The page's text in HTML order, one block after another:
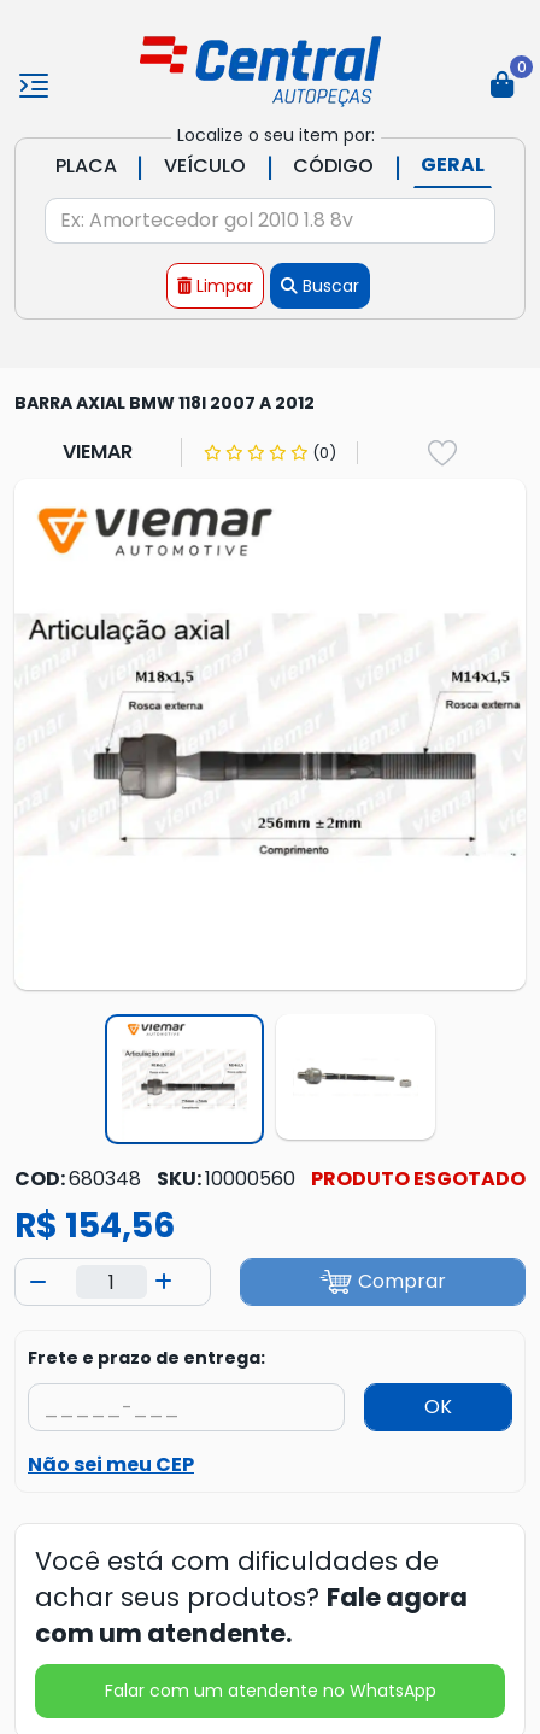
Localize o seu item por:
PLACA | VEÍCULO | CÓDIGO | GERAL
Limpar Buscar
0
BARRA AXIAL BMW 118I 2007 A 2012
VIEMAR (0)
COD:680348 SKU:10000560 PRODUTO ESGOTADO
R$ 154,56
Comprar
Frete e prazo de entrega:
OK
Não sei meu CEP
Você está com dificuldades de
achar seus produtos? Fale agora
com um atendente.
Falar com um atendente no WhatsApp